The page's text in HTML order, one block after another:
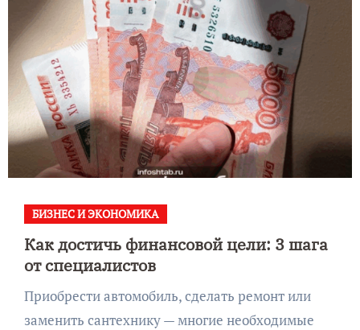
БИЗНЕС И ЭКОНОМИКА
Как достичь финансовой цели: 3 шага
от специалистов
Приобрести автомобиль, сделать ремонт или
заменить сантехнику — многие необходимые